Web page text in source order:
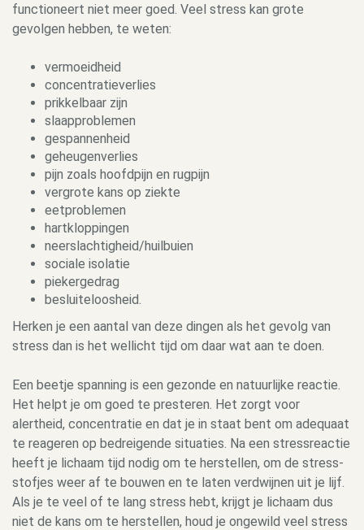
functioneert niet meer goed. Veel stress kan grote
gevolgen hebben, te weten:
vermoeidheid
concentratieverlies
prikkelbaar zijn
slaapproblemen
gespannenheid
geheugenverlies
pijn zoals hoofdpijn en rugpijn
vergrote kans op ziekte
eetproblemen
hartkloppingen
neerslachtigheid/huilbuien
sociale isolatie
piekergedrag
besluiteloosheid.
Herken je een aantal van deze dingen als het gevolg van
stress dan is het wellicht tijd om daar wat aan te doen.
Een beetje spanning is een gezonde en natuurlijke reactie.
Het helpt je om goed te presteren. Het zorgt voor
alertheid, concentratie en dat je in staat bent om adequaat
te reageren op bedreigende situaties. Na een stressreactie
heeft je lichaam tijd nodig om te herstellen, om de stress-
stofjes weer af te bouwen en te laten verdwijnen uit je lijf.
Als je te veel of te lang stress hebt, krijgt je lichaam dus
niet de kans om te herstellen, houd je ongewild veel stress